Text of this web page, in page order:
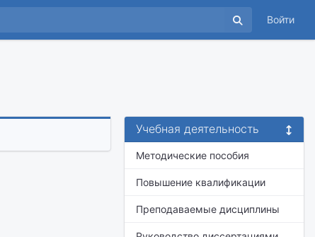
Войти
Учебная деятельность
Методические пособия
Повышение квалификации
Преподаваемые дисциплины